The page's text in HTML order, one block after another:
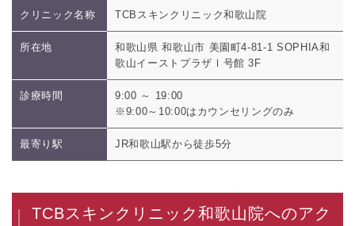
クリニック名称 TCBスキンクリニック和歌山院
所在地
和歌山県 和歌山市 美園町4-81-1 SOPHIA和
歌山イーストプラザⅠ号館 3F
診療時間
9:00 ～ 19:00
※9:00～10:00はカウンセリングのみ
最寄り駅 JR和歌山駅から徒歩5分
TCBスキンクリニック和歌山院へのアク